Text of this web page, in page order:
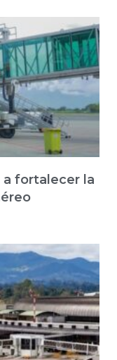
fortalecer la